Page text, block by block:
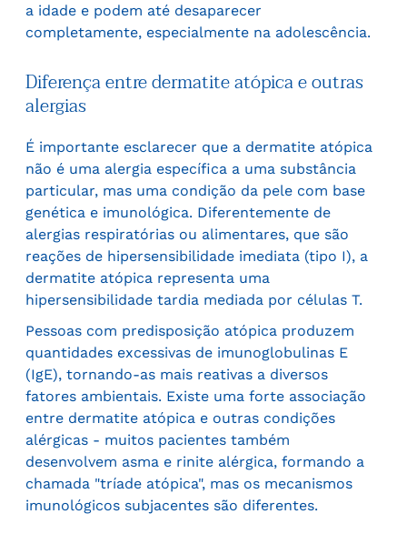
a idade e podem até desaparecer
completamente, especialmente na adolescência.
Diferença entre dermatite atópica e outras
alergias
É importante esclarecer que a dermatite atópica
não é uma alergia específica a uma substância
particular, mas uma condição da pele com base
genética e imunológica. Diferentemente de
alergias respiratórias ou alimentares, que são
reações de hipersensibilidade imediata (tipo I), a
dermatite atópica representa uma
hipersensibilidade tardia mediada por células T.
Pessoas com predisposição atópica produzem
quantidades excessivas de imunoglobulinas E
(IgE), tornando-as mais reativas a diversos
fatores ambientais. Existe uma forte associação
entre dermatite atópica e outras condições
alérgicas - muitos pacientes também
desenvolvem asma e rinite alérgica, formando a
chamada "tríade atópica", mas os mecanismos
imunológicos subjacentes são diferentes.